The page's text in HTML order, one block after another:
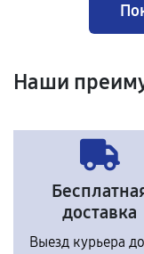
Наши
доставка
Выезд курьера